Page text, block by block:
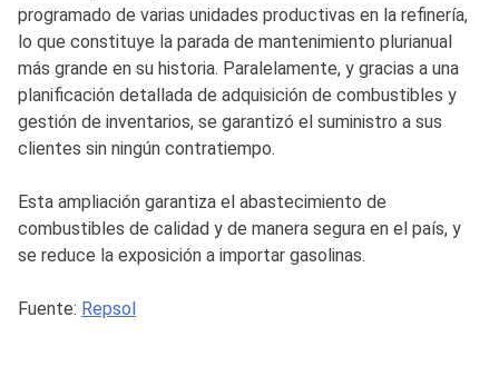
programado de varias unidades productivas en la refinería,
lo que constituye la parada de mantenimiento plurianual
más grande en su historia. Paralelamente, y gracias a una
planificación detallada de adquisición de combustibles y
gestión de inventarios, se garantizó el suministro a sus
clientes sin ningún contratiempo.
Esta ampliación garantiza el abastecimiento de
combustibles de calidad y de manera segura en el país, y
se reduce la exposición a importar gasolinas.
Fuente: Repsol